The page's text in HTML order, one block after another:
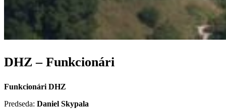
DHZ – Funkcionári
Funkcionári DHZ
Predseda: Daniel Skypala